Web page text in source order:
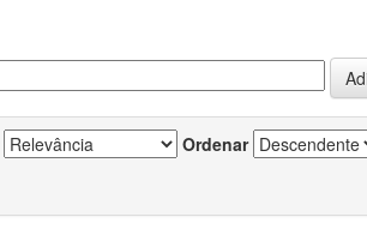
Ordenar